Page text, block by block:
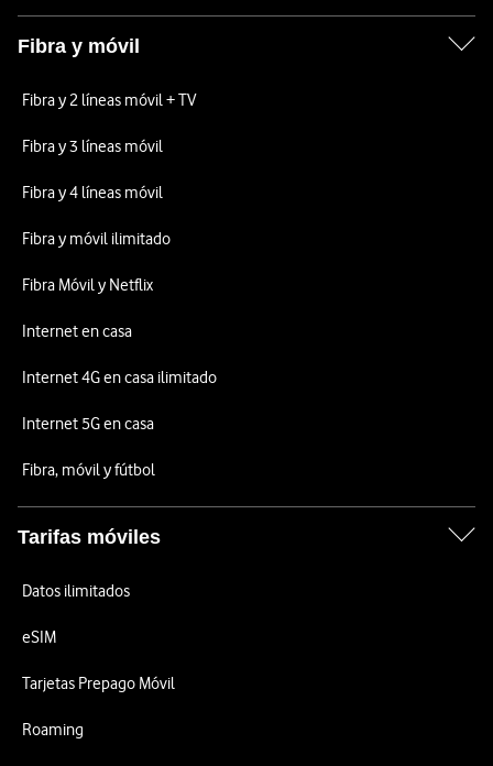
Fibra y móvil
Fibra y 2 líneas móvil + TV
Fibra y 3 líneas móvil
Fibra y 4 líneas móvil
Fibra y móvil ilimitado
Fibra Móvil y Netflix
Internet en casa
Internet 4G en casa ilimitado
Internet 5G en casa
Fibra, móvil y fútbol
Tarifas móviles
Datos ilimitados
eSIM
Tarjetas Prepago Móvil
Roaming